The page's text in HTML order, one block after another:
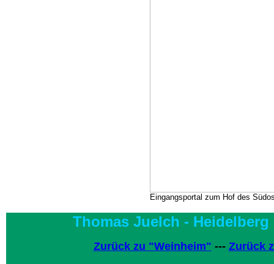
Eingangsportal zum Hof des
Thomas Juelch -
Zurück zu "Weinheim" --- Zurück